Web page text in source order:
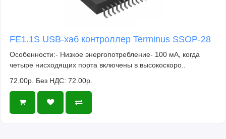
FE1.1S USB-хаб контроллер Terminus SSOP-28
Особенности:- Низкое энергопотребление- 100 мА, когда
четыре нисходящих порта включены в высокоскоро..
72.00р. Без НДС: 72.00р.